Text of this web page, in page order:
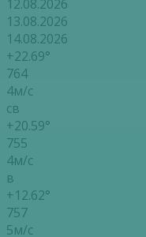
12.08.2026
13.08.2026
14.08.2026
+22.69°
764
4м/с
св
+20.59°
755
4м/с
в
+12.62°
757
5м/с